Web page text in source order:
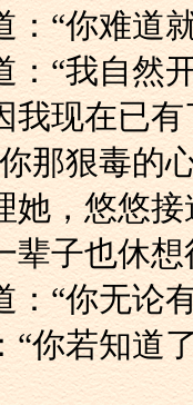
道：“你难
道：“我自
我现在已
“你那狠毒
理她，悠
辈子也休想
道：“你无
：“你若知